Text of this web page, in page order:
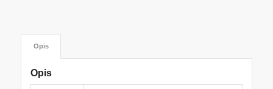
Opis
Opis